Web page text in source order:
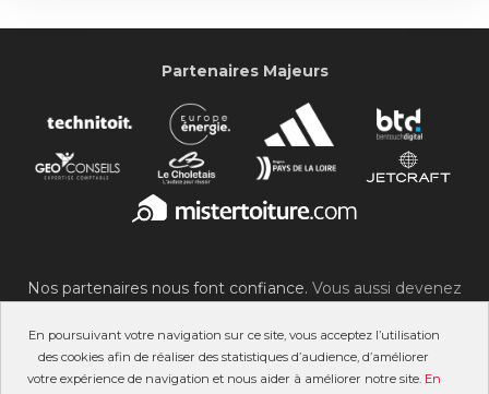
En poursuivant votre navigation sur ce site, vous acceptez l’utilisation
des cookies afin de réaliser des statistiques d’audience, d’améliorer
votre expérience de navigation et nous aider à améliorer notre site. En
Partenaires Majeurs
Nos partenaires nous font confiance. Vous aussi devenez